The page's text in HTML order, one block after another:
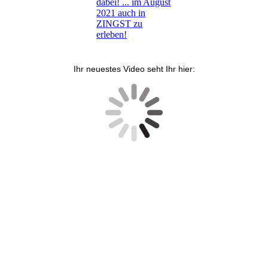
dabei! ... im August
2021 auch in
ZINGST zu
erleben!
Ihr neuestes Video seht Ihr hier: